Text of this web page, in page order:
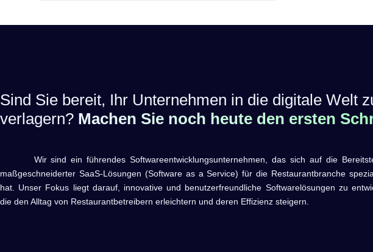
Sind Sie bereit, Ihr Unternehmen in die digitale Welt
verlagern? Machen Sie noch heute den ersten
Wir sind ein führendes Softwareentwicklungsunternehmen, das sich auf die
maßgeschneiderter SaaS-Lösungen (Software as a Service) für die Restaurantbranche
hat. Unser Fokus liegt darauf, innovative und benutzerfreundliche Softwarelösungen zu
die den Alltag von Restaurantbetreibern erleichtern und deren Effizienz steigern.